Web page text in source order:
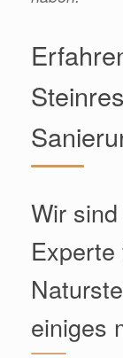
Wir
Experte
einiges